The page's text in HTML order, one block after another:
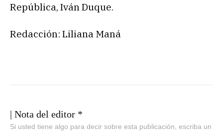
República, Iván Duque.
Redacción: Liliana Maná
| Nota del editor *
Si usted tiene algo para decir sobre esta publicación, escriba un